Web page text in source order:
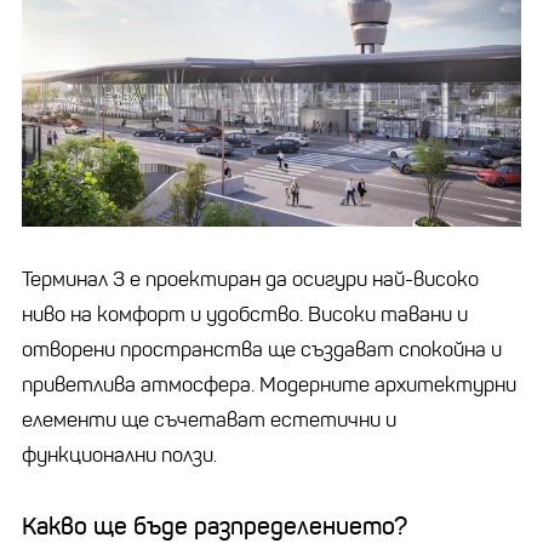
Терминал 3 е проектиран да осигури най-високо
ниво на комфорт и удобство. Високи тавани и
отворени пространства ще създават спокойна и
приветлива атмосфера. Модерните архитектурни
елементи ще съчетават естетични и
функционални ползи.
Какво ще бъде разпределението?